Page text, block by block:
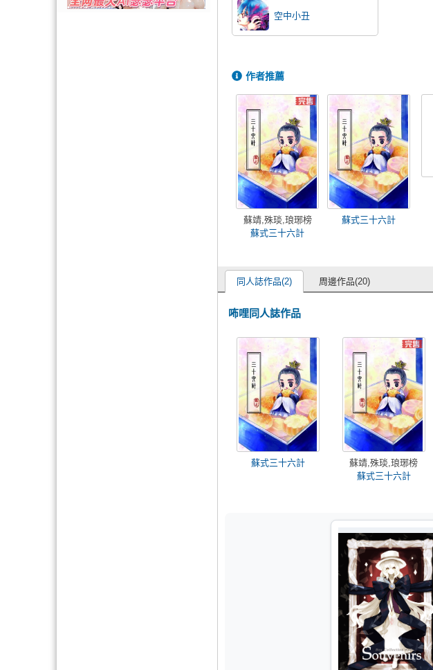
空中小丑
作者推薦
蘇靖,殊琰,琅琊榜
蘇式三十六計
蘇式三十六計
同人誌作品(2) 周邊作品(20)
咘哩同人誌作品
蘇式三十六計
蘇靖,殊琰,琅琊榜
蘇式三十六計